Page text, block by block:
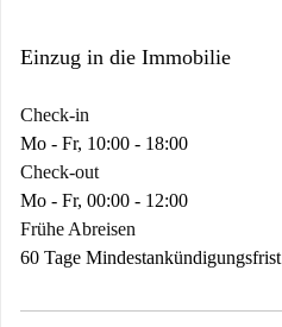
Einzug in die Immobilie
Check-in
Mo - Fr, 10:00 - 18:00
Check-out
Mo - Fr, 00:00 - 12:00
Frühe Abreisen
60 Tage Mindestankündigungsfrist